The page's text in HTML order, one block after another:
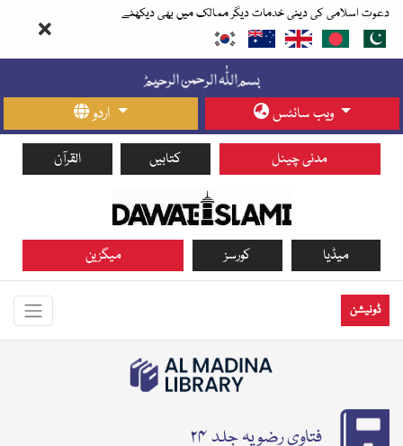
دعوت اسلامی کی دینی خدمات دیگر ممالک میں بھی دیکھئے
اردو ویب سائٹس
القرآن کتابیں مدنی چینل
میگزین کورسز میڈیا
ڈونیشن
فتاوی رضویہ جلد ۲۴